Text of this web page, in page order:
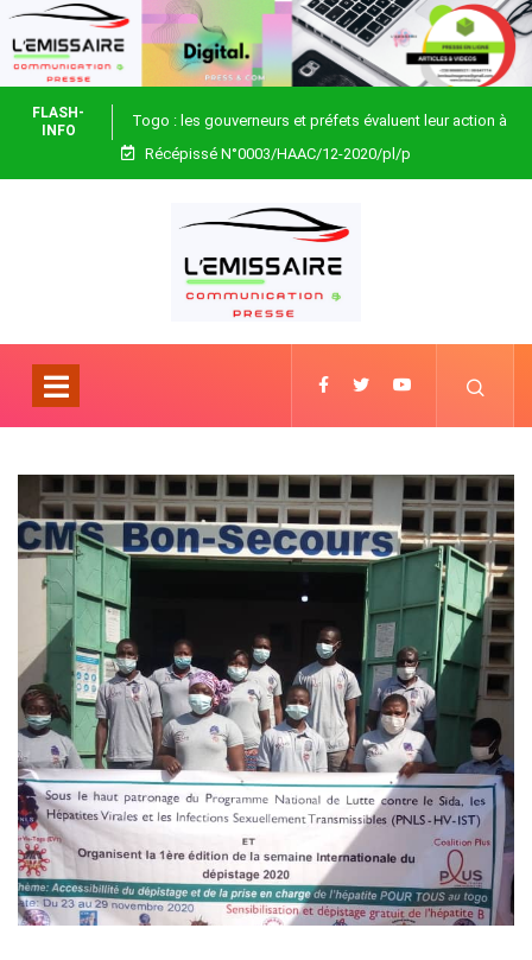
FLASH-
INFO
Togo : les gouverneurs et préfets évaluent leur action à
Blitta
Récépissé N°0003/HAAC/12-2020/pl/p